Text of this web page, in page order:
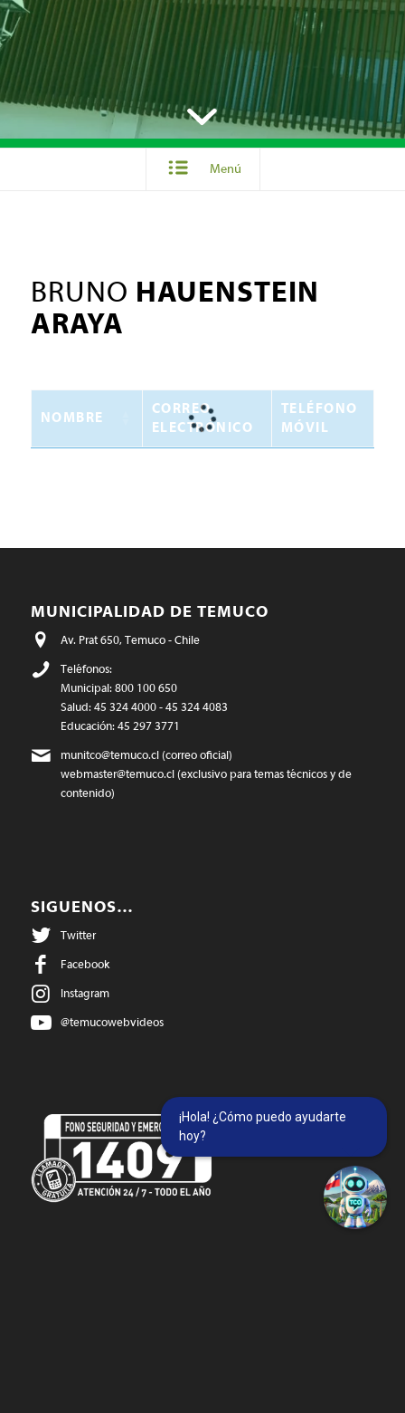
Menú
BRUNO HAUENSTEIN
ARAYA
NOMBRE
CORREO
ELECTRÓNICO
TELÉFONO
MÓVIL
MUNICIPALIDAD DE TEMUCO
Av. Prat 650, Temuco - Chile
Teléfonos:
Municipal: 800 100 650
Salud: 45 324 4000 - 45 324 4083
Educación: 45 297 3771
munitco@temuco.cl(correo oficial)
webmaster@temuco.cl(exclusivo para temas técnicos y de
contenido)
SIGUENOS…
Twitter
Facebook
Instagram
@temucowebvideos
¡Hola! ¿Cómo puedo ayudarte
hoy?